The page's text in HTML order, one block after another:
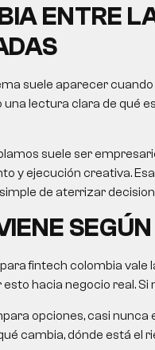
ENTRE
suele aparecer
lectura clara de qué
suele ser
y ejecución creativa.
de aterrizar
fintech colombia vale
hacia negocio real. Si
opciones, casi
cambia, dónde está el